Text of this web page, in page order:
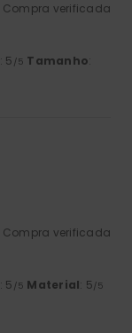
Compra verificada
: 5 /5 Tamanho:
Compra verificada
: 5 /5 Material: 5/5